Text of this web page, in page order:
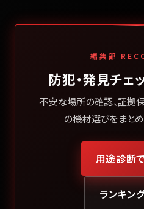
編集部
防犯・発見チェ
不安な場所の確認、証拠
の機材選びをまと
用途診断
ランキン